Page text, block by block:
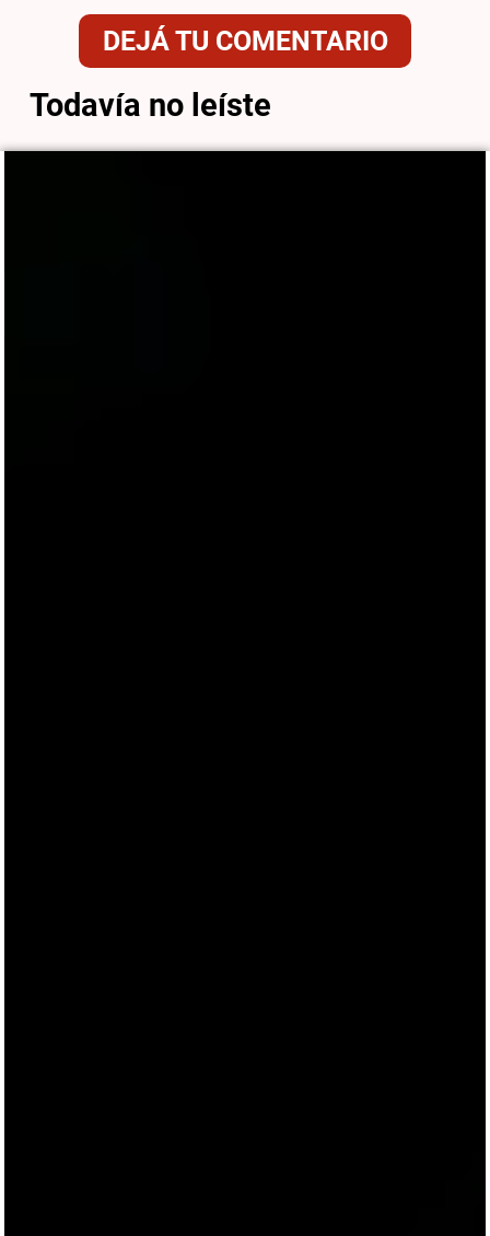
DEJÁ TU COMENTARIO
Todavía no leíste